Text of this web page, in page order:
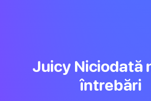
Juicy Niciodată
întrebări